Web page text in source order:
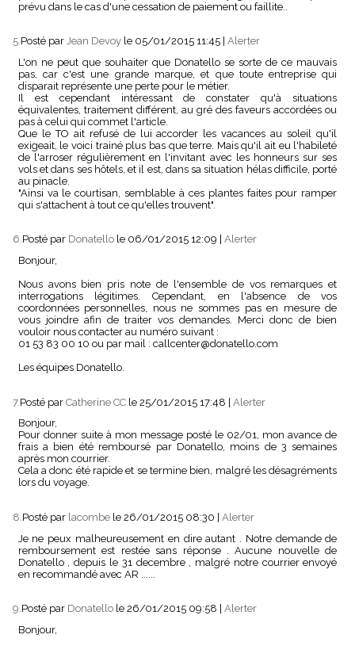
prévu dans le cas d'une cessation de paiement ou faillite..
5.Posté par Jean Devoy le 05/01/2015 11:45 Alerter
L'on ne peut que souhaiter que Donatello se sorte de ce mauvais
pas, car c'est une grande marque, et que toute entreprise qui
disparait représente une perte pour le métier.
Il est cependant intéressant de constater qu'à situations
équivalentes, traitement différent, au gré des faveurs accordées ou
pas à celui qui commet l'article.
Que le TO ait refusé de lui accorder les vacances au soleil qu'il
exigeait, le voici trainé plus bas que terre. Mais qu'il ait eu l'habileté
de l'arroser régulièrement en l'invitant avec les honneurs sur ses
vols et dans ses hôtels, et il est, dans sa situation hélas difficile, porté
au pinacle.
"Ainsi va le courtisan, semblable à ces plantes faites pour ramper
qui s'attachent à tout ce qu'elles trouvent".
6.Posté par Donatello le 06/01/2015 12:09
Alerter
Bonjour,
Nous avons bien pris note de l'ensemble de vos remarques et
interrogations légitimes. Cependant, en l'absence de vos
coordonnées personnelles, nous ne sommes pas en mesure de
vous joindre afin de traiter vos demandes. Merci donc de bien
vouloir nous contacter au numéro suivant :
01 53 83 00 10 ou par mail : callcenter@donatello.com
Les équipes Donatello.
7. Posté par Catherine CC le 25/01/2015 17:48 | Alerter
Bonjour,
Pour donner suite à mon message posté le 02/01, mon avance de
frais a bien été remboursé par Donatello, moins de 3 semaines
après mon courrier.
Cela a donc été rapide et se termine bien, malgré les désagréments
lors du voyage.
8. Posté par lacombe le 26/01/2015 08:30
Alerter
Je ne peux malheureusement en dire autant . Notre demande de
remboursement est restée sans réponse . Aucune nouvelle de
Donatello , depuis le 31 decembre , malgré notre courrier envoyé
en recommandé avec AR ......
9. Posté par Donatello le 26/01/2015 09:58
Alerter
Bonjour,